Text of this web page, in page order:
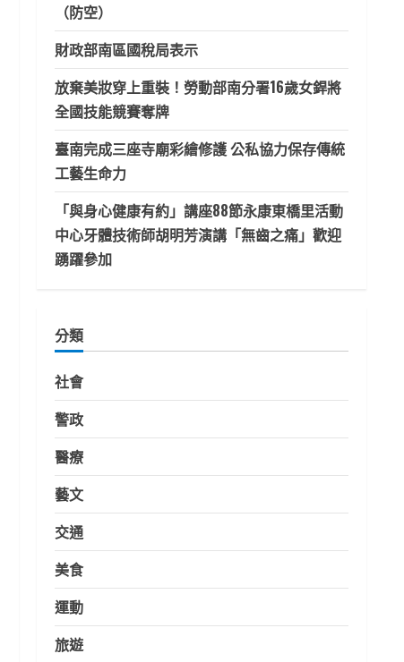
（防空）
財政部南區國稅局表示
放棄美妝穿上重裝！勞動部南分署16歲女銲將
全國技能競賽奪牌
臺南完成三座寺廟彩繪修護 公私協力保存傳統
工藝生命力
「與身心健康有約」講座88節永康東橋里活動
中心牙體技術師胡明芳演講「無齒之痛」歡迎
踴躍參加
分類
社會
警政
醫療
藝文
交通
美食
運動
旅遊